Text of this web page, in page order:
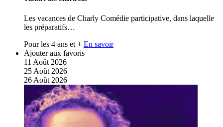
Les vacances de Charly Comédie participative, dans laquelle
les préparatifs…
Pour les 4 ans et + En savoir
Ajouter aux favoris
11 Août 2026
25 Août 2026
26 Août 2026